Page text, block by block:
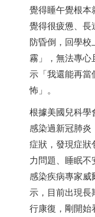
覺得睡午覺根本
覺得很疲憊、長
防昏倒，回學
霧」，無法專心
示「我還能再
怖」。
根據美國兒科學
感染過新冠肺炎
症狀，發現症狀
力問題、睡眠
感染疾病專家威
示，目前出現長
行康復，剛開始